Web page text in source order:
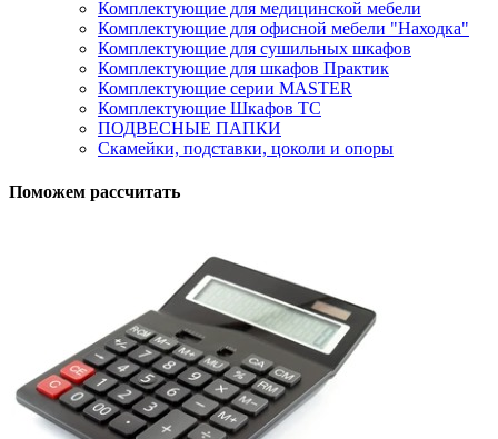
Комплектующие для медицинской мебели
Комплектующие для офисной мебели "Находка"
Комплектующие для сушильных шкафов
Комплектующие для шкафов Практик
Комплектующие серии MASTER
Комплектующие Шкафов ТС
ПОДВЕСНЫЕ ПАПКИ
Скамейки, подставки, цоколи и опоры
Поможем рассчитать